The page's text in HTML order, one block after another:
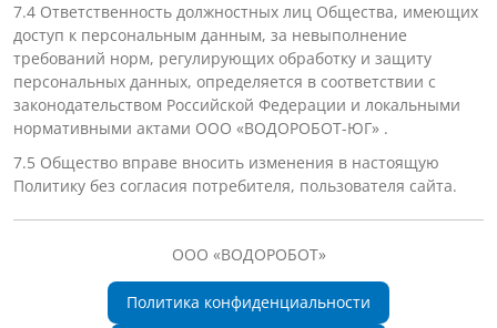
7.4 Ответственность должностных лиц Общества, имеющих
доступ к персональным данным, за невыполнение
требований норм, регулирующих обработку и защиту
персональных данных, определяется в соответствии с
законодательством Российской Федерации и локальными
нормативными актами ООО «ВОДОРОБОТ-ЮГ» .
7.5 Общество вправе вносить изменения в настоящую
Политику без согласия потребителя, пользователя сайта.
ООО «ВОДОРОБОТ»
Политика конфиденциальности